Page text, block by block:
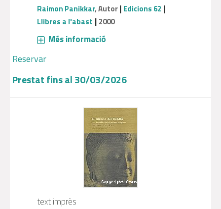
Raimon Panikkar, Autor| Edicions 62 |
Llibres a l'abast | 2000
Més informació
Reservar
Prestat fins al 30/03/2026
text imprès